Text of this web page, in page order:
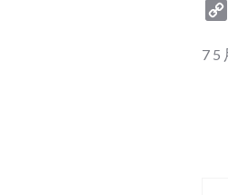
7 5